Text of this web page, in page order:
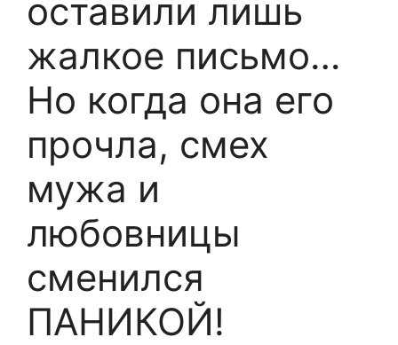
оставили лишь
жалкое письмо…
Но когда она его
прочла, смех
мужа и
любовницы
сменился
ПАНИКОЙ!